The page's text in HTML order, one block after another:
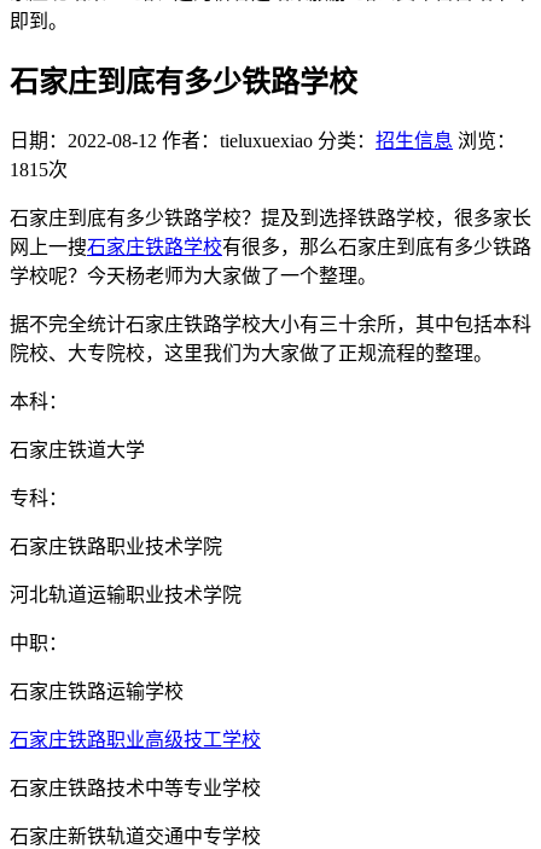
即到。
石家庄到底有多少铁路学校
日期：2022-08-12 作者：tieluxuexiao 分类： 招生信息 浏览：
1815次
石家庄到底有多少铁路学校？提及到选择铁路学校，很多家长
网上一搜石家庄铁路学校有很多，那么石家庄到底有多少铁路
学校呢？今天杨老师为大家做了一个整理。
据不完全统计石家庄铁路学校大小有三十余所，其中包括本科
院校、大专院校，这里我们为大家做了正规流程的整理。
本科：
石家庄铁道大学
专科：
石家庄铁路职业技术学院
河北轨道运输职业技术学院
中职：
石家庄铁路运输学校
石家庄铁路职业高级技工学校
石家庄铁路技术中等专业学校
石家庄新铁轨道交通中专学校